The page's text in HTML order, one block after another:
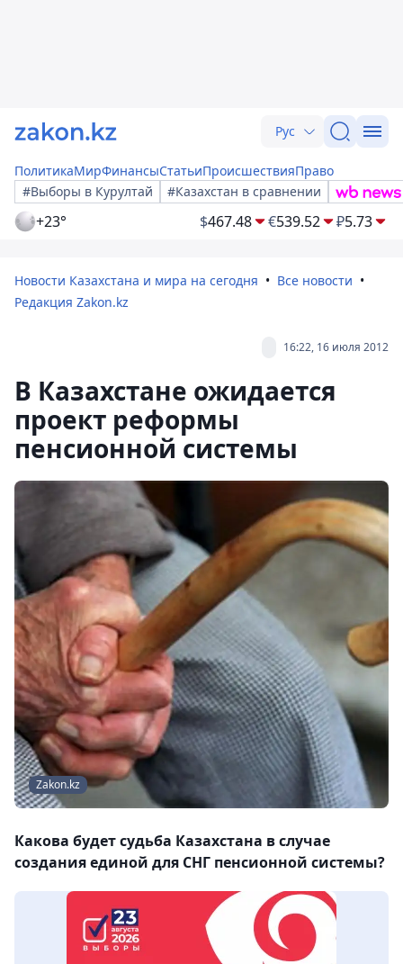
Рус
ПолитикаМирФинансыСтатьиПроисшествияПраво
#Выборы в Курултай
#Казахстан в сравнении
+23° $467.48 €539.52 ₽5.73
Новости Казахстана и мира на сегодня
Все новости
Редакция Zakon.kz
16:22, 16 июля 2012
В Казахстане ожидается
проект реформы
пенсионной системы
Zakon.kz
Какова будет судьба Казахстана в случае
создания единой для СНГ пенсионной системы?